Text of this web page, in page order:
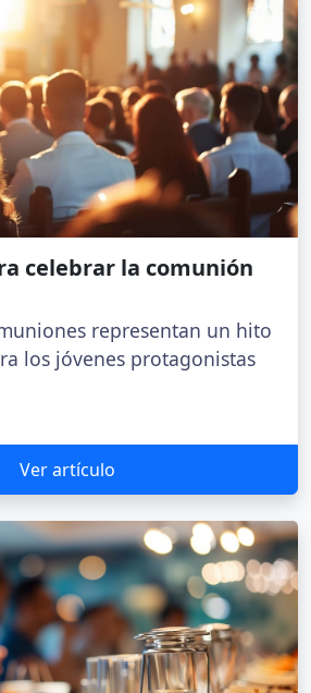
celebrar la comunión
representan un hito
los jóvenes protagonistas
Ver artículo